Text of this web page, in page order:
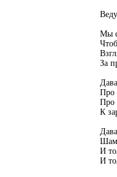
Мы
За
Про
Про
К
И
И